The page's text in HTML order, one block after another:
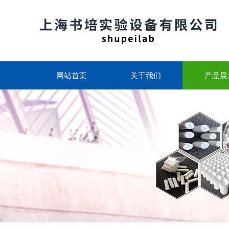
网站首页 关于我们 产品